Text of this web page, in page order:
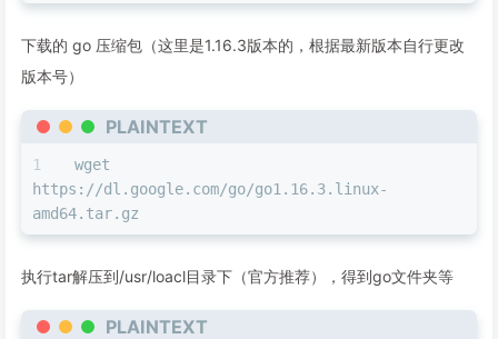
下载的 go 压缩包（这里是1.16.3版本的，根据最新版本自行更改
版本号）
PLAINTEXT
wget
https://dl.google.com/go/go1.16.3.linux-
amd64.tar.gz
执行tar解压到/usr/loacl目录下（官方推荐），得到go文件夹等
PLAINTEXT